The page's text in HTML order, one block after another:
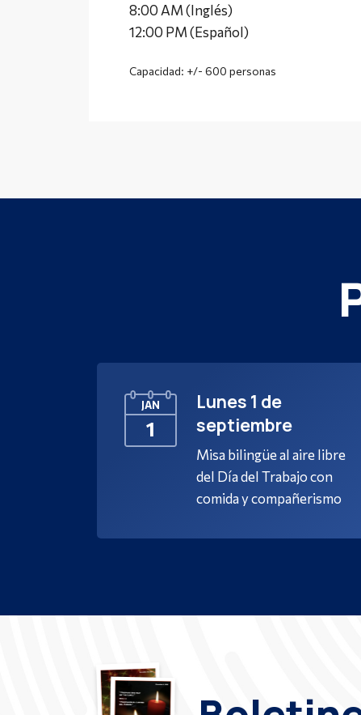
8:00 AM (Inglés)
12:00 PM (Español)
Capacidad: +/- 600 personas
JAN
1
Lunes 1 de
septiembre
Misa bilingüe al aire libre
del Día del Trabajo con
comida y compañerismo